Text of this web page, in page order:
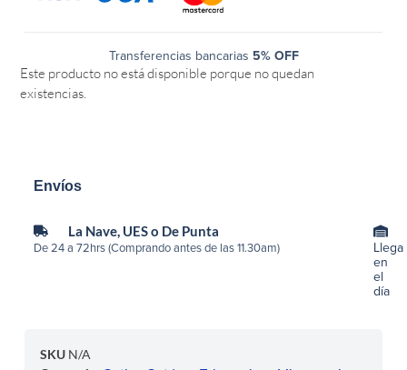
Transferencias bancarias 5% OFF
Este producto no está disponible porque no quedan
existencias.
Envíos
La Nave, UES o De Punta
De 24 a 72hrs (Comprando antes de las 11.30am)
Llega
en
el
día
SKU N/A